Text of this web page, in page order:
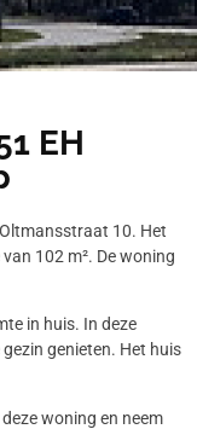
EH
10. Het
102 m². De woning
in huis. In deze
genieten. Het huis
woning en neem